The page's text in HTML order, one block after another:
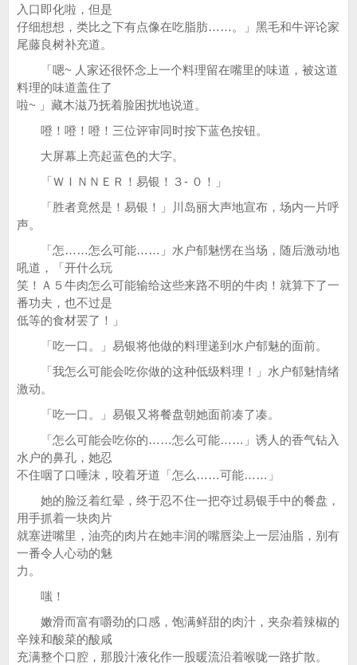
入口即化啦，但是
仔细想想，类比之下有点像在吃脂肪……。」黑毛和牛评论家
尾藤良树补充道。
「嗯~ 人家还很怀念上一个料理留在嘴里的味道，被这道
料理的味道盖住了
啦~ 」藏木滋乃抚着脸困扰地说道。
噔！噔！噔！三位评审同时按下蓝色按钮。
大屏幕上亮起蓝色的大字。
「ＷＩＮＮＥＲ！易银！３- ０！」
「胜者竟然是！易银！」川岛丽大声地宣布，场内一片呼
声。
「怎……怎么可能……」水户郁魅愣在当场，随后激动地
吼道，「开什么玩
笑！Ａ５牛肉怎么可能输给这些来路不明的牛肉！就算下了一
番功夫，也不过是
低等的食材罢了！」
「吃一口。」易银将他做的料理递到水户郁魅的面前。
「我怎么可能会吃你做的这种低级料理！」水户郁魅情绪
激动。
「吃一口。」易银又将餐盘朝她面前凑了凑。
「怎么可能会吃你的……怎么可能……」诱人的香气钻入
水户的鼻孔，她忍
不住咽了口唾沫，咬着牙道「怎么……可能……」
她的脸泛着红晕，终于忍不住一把夺过易银手中的餐盘，
用手抓着一块肉片
就塞进嘴里，油亮的肉片在她丰润的嘴唇染上一层油脂，别有
一番令人心动的魅
力。
嗤！
嫩滑而富有嚼劲的口感，饱满鲜甜的肉汁，夹杂着辣椒的
辛辣和酸菜的酸咸
充满整个口腔，那股汁液化作一股暖流沿着喉咙一路扩散。